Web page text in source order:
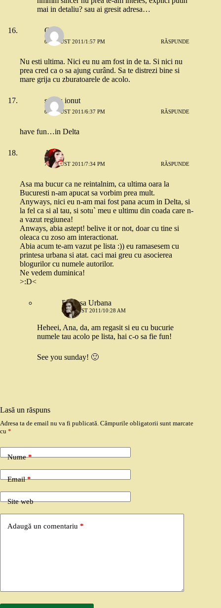
mai in detaliu? sau ai gresit adresa…
Gabi
6 AUGUST 2011/1:57 PM RĂSPUNDE
Nu esti ultima. Nici eu nu am fost in de ta. Si nici nu
prea cred ca o sa ajung curând. Sa te distrezi bine si
mare grija cu zburatoarele de acolo.
sandu ionut
6 AUGUST 2011/6:37 PM RĂSPUNDE
have fun…in Delta
Ana.
7 AUGUST 2011/7:34 PM RĂSPUNDE
Asa ma bucur ca ne reintalnim, ca ultima oara la
Bucuresti n-am apucat sa vorbim prea mult.
Anyways, nici eu n-am mai fost pana acum in Delta, si
la fel ca si al tau, si sotu` meu e ultimu din coada care n-
a vazut regiunea!
Anways, abia astept! belive it or not, doar cu tine si
oleaca cu zoso am interactionat.
Abia acum te-am vazut pe lista :)) eu ramasesem cu
printesa urbana si atat. caci mai greu cu asocierea
blogurilor cu numele autorilor.
Ne vedem duminica!
>:D<
Printesa Urbana
8 AUGUST 2011/10:28 AM
Heheei, Ana, da, am regasit si eu cu bucurie
numele tau acolo pe lista, hai c-o sa fie fun!
See you sunday! 🙂
Lasă un răspuns
Adresa ta de email nu va fi publicată. Câmpurile obligatorii sunt marcate
cu *
Nume*
Email*
Site web
Adaugă un comentariu *